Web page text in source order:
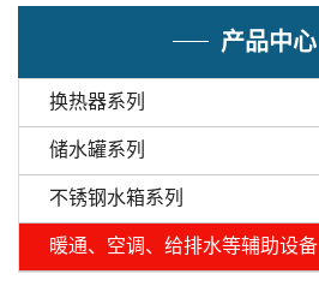
产品中心
换热器系列
储水罐系列
不锈钢水箱系列
暖通、空调、给排水等辅助设备